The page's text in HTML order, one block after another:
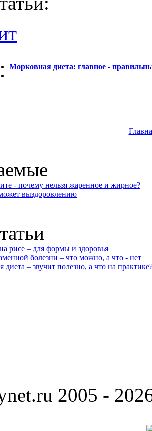
Морковная диета: главное -
- почему нельзя жаренное и жирное?
выздоровлению
рисе – для формы и здоровья
болезни – что можно, а что - нет
диета – звучит полезно, а что на
2005 -